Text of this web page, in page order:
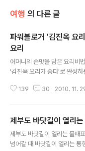
여행 의 다른 글
파워블로거 '김진옥 요
요리
어머니의 손맛을 담은 요리비
'김진옥 요리가 좋다'로 완성하
문화, 그리고 지식의 공유장이
활약하는 많은 파워블로거의
게 바로 따라할 수 있는 김진옥
시관련 컨텐츠로 블로그 운영
139 30 2010. 11.
제부도 바닷길이 열리
제부도 바닷길이 열리는 물때
넘어갈 때 바닷길이 열리는